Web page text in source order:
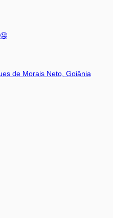
de Morais Neto, Goiânia